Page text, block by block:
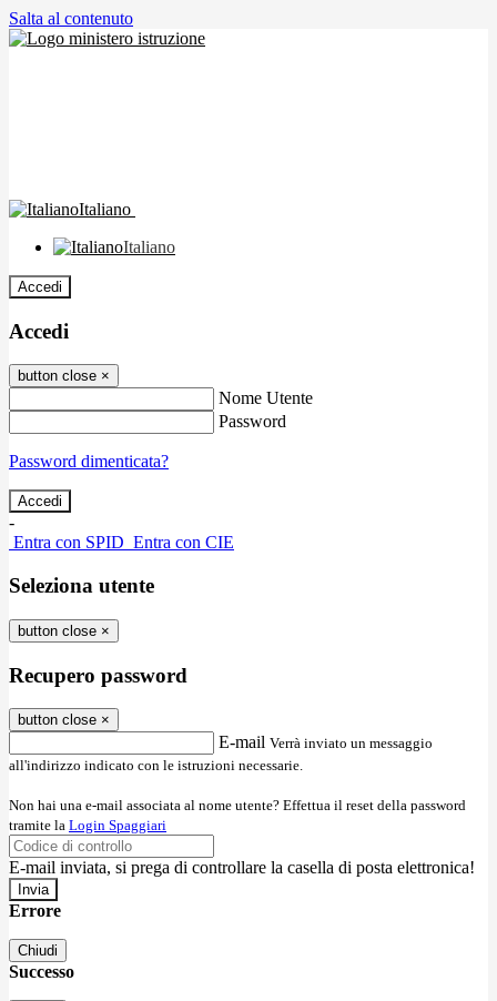
Salta al contenuto
Italiano
Italiano
Accedi
Accedi
button close ×
Nome Utente
Password
Password dimenticata?
-
Entra con SPID Entra con CIE
Seleziona utente
button close ×
Recupero password
button close ×
E-mail Verrà inviato un messaggio
all'indirizzo indicato con le istruzioni necessarie.
Non hai una e-mail associata al nome utente? Effettua il reset della password
tramite la Login Spaggiari
E-mail inviata, si prega di controllare la casella di posta elettronica!
Errore
Chiudi
Successo